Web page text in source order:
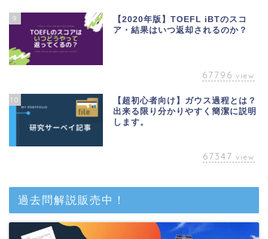
9
【2020年版】TOEFL iBTのスコ
ア・結果はいつ返却されるのか？
67796 view
10
【超初心者向け】ガウス過程とは？
出来る限り分かりやすく簡潔に説明
します。
67347 view
過去問解説販売中！
英語